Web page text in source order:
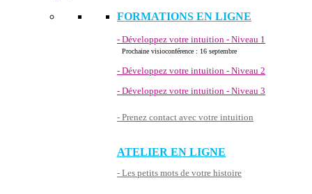
FORMATIONS EN LIGNE
- Développez votre intuition - Niveau 1
Prochaine visioconférence : 16 septembre
- Développez votre intuition - Niveau 2
- Développez votre intuition - Niveau 3
- Prenez contact avec votre intuition
ATELIER EN LIGNE
- Les petits mots de votre histoire